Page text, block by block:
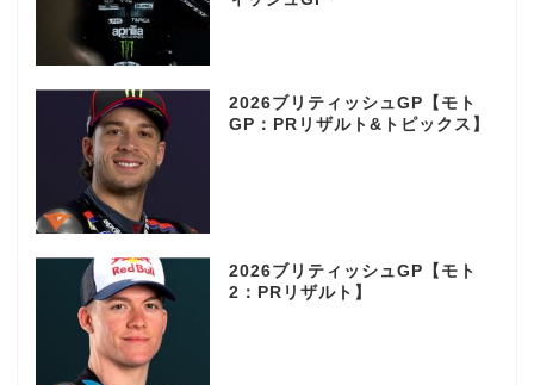
2026ブリティッシュGP【モト
GP：PRリザルト&トピックス】
2026ブリティッシュGP【モト
2：PRリザルト】